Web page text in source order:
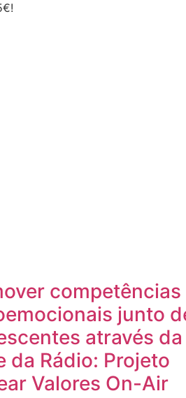
competências
junto
através da
da Rádio: Projeto
Valores On-Air